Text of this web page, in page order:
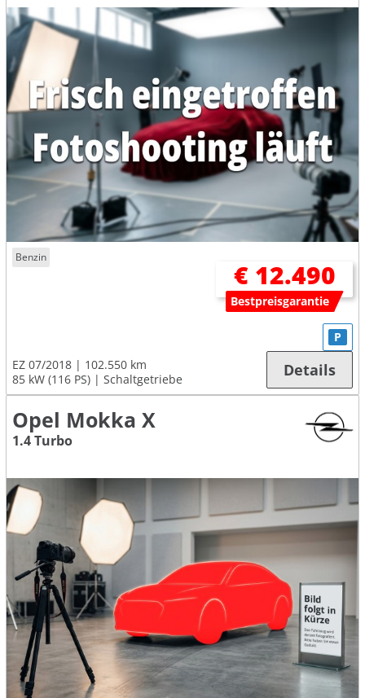
Benzin
€ 12.490
Bestpreisgarantie
EZ 07/2018
102.550 km
85 kW (116 PS)
Schaltgetriebe
P
Details
Opel Mokka X
1.4 Turbo